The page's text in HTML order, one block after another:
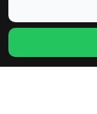
Rückgabepolitik